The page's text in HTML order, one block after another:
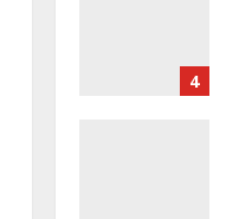
4